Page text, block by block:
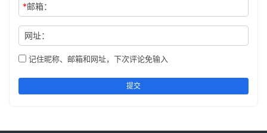
*邮箱：
网址：
记住昵称、邮箱和网址，下次评论免输入
提交